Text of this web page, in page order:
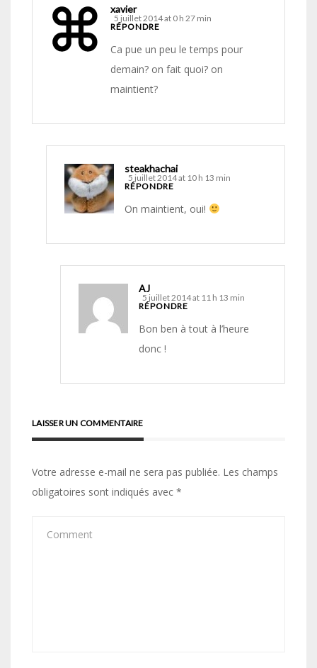
xavier
5 juillet 2014 at 0 h 27 min
RÉPONDRE
Ca pue un peu le temps pour
demain? on fait quoi? on
maintient?
steakhachai
5 juillet 2014 at 10 h 13 min
RÉPONDRE
On maintient, oui!
AJ
5 juillet 2014 at 11 h 13 min
RÉPONDRE
Bon ben à tout à l’heure
donc !
LAISSER UN COMMENTAIRE
Votre adresse e-mail ne sera pas publiée. Les champs
obligatoires sont indiqués avec *